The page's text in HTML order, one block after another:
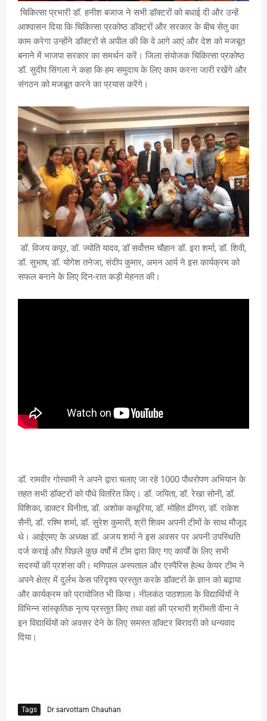
चिकित्सा प्रभारी डॉ. हनीश बजाज ने सभी डॉक्टरों को बधाई दी और उन्हें
आश्वासन दिया कि चिकित्सा प्रकोष्ठ डॉक्टरों और सरकार के बीच सेतु का
काम करेगा उन्होंने डॉक्टरों से अपील की कि वे आगे आएं और देश को मजबूत
बनाने में भाजपा सरकार का समर्थन करें। जिला संयोजक चिकित्सा प्रकोष्ठ
डॉ. सुदीप सिंगला ने कहा कि हम समुदाय के लिए काम करना जारी रखेंगे और
संगठन को मजबूत करने का प्रयास करेंगे।
डॉ. विजय कपूर, डॉ. ज्योति यादव, डॉ सर्वोत्तम चौहान डॉ. इरा शर्मा, डॉ. शिवी,
डॉ. सुभाष, डॉ. योगेश तनेजा, संदीप कुमार, अमन आर्य ने इस कार्यक्रम को
सफल बनाने के लिए दिन-रात कड़ी मेहनत की।
डॉ. रामवीर गोस्वामी ने अपने द्वारा चलाए जा रहे 1000 पौधरोपण अभियान के
तहत सभी डॉक्टरों को पौधे वितरित किए। डॉ. जयिता, डॉ. रेखा सोनी, डॉ.
विशिका, डाक्टर विनीता, डॉ. अशोक कथूरिया, डॉ. मोहित ढींगरा, डॉ. राकेश
सैनी, डॉ. रश्मि शर्मा, डॉ. सुरेश कुमारी, श्री शिवम अपनी टीमों के साथ मौजूद
थे। आईएमए के अध्यक्ष डॉ. अजय शर्मा ने इस अवसर पर अपनी उपस्थिति
दर्ज कराई और पिछले कुछ वर्षों में टीम द्वारा किए गए कार्यों के लिए सभी
सदस्यों की प्रशंसा की। मणिपाल अस्पताल और एस्पैरिस हेल्थ केयर टीम ने
अपने क्षेत्र में दुर्लभ केस परिदृश्य प्रस्तुत करके डॉक्टरों के ज्ञान को बढ़ाया
और कार्यक्रम को प्रायोजित भी किया। नीलकंठ पाठशाला के विद्यार्थियों ने
विभिन्न सांस्कृतिक नृत्य प्रस्तुत किए तथा वहां की प्रभारी श्रीमती वीना ने
इन विद्यार्थियों को अवसर देने के लिए समस्त डॉक्टर बिरादरी को धन्यवाद
दिया।
Tags Dr sarvottam Chauhan